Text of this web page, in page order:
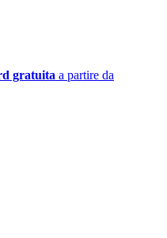
gratuita a partire da